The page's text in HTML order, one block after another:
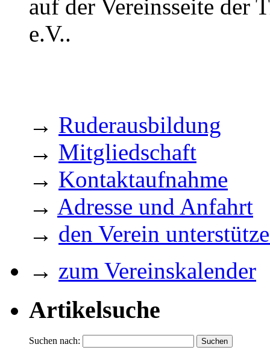
auf der Vereinsseite der
e.V..
→ Ruderausbildung
→ Mitgliedschaft
→ Kontaktaufnahme
→ Adresse und Anfahrt
→ den Verein
→ zum Vereinskalender
Artikelsuche
Suchen nach: